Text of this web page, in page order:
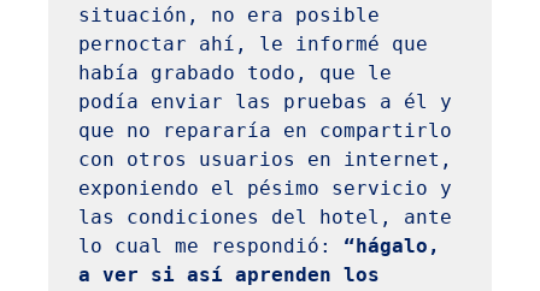
situación, no era posible
pernoctar ahí, le informé que
había grabado todo, que le
podía enviar las pruebas a él y
que no repararía en compartirlo
con otros usuarios en internet,
exponiendo el pésimo servicio y
las condiciones del hotel, ante
lo cual me respondió: “hágalo,
a ver si así aprenden los